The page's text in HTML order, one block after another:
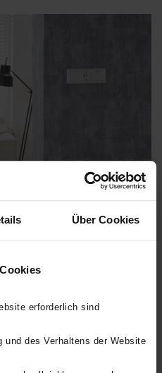
Über Cookies
erforderlich sind
und des Verhaltens der Website